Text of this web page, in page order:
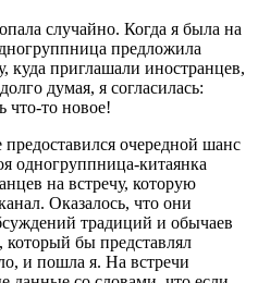
случайно. Когда я была на
предложила
куда приглашали иностранцев,
думая, я согласилась:
что-то новое!
очередной шанс
одногруппница-китаянка
на встречу, которую
Оказалось, что они
традиций и обычаев
бы представлял
и пошла я. На встречи